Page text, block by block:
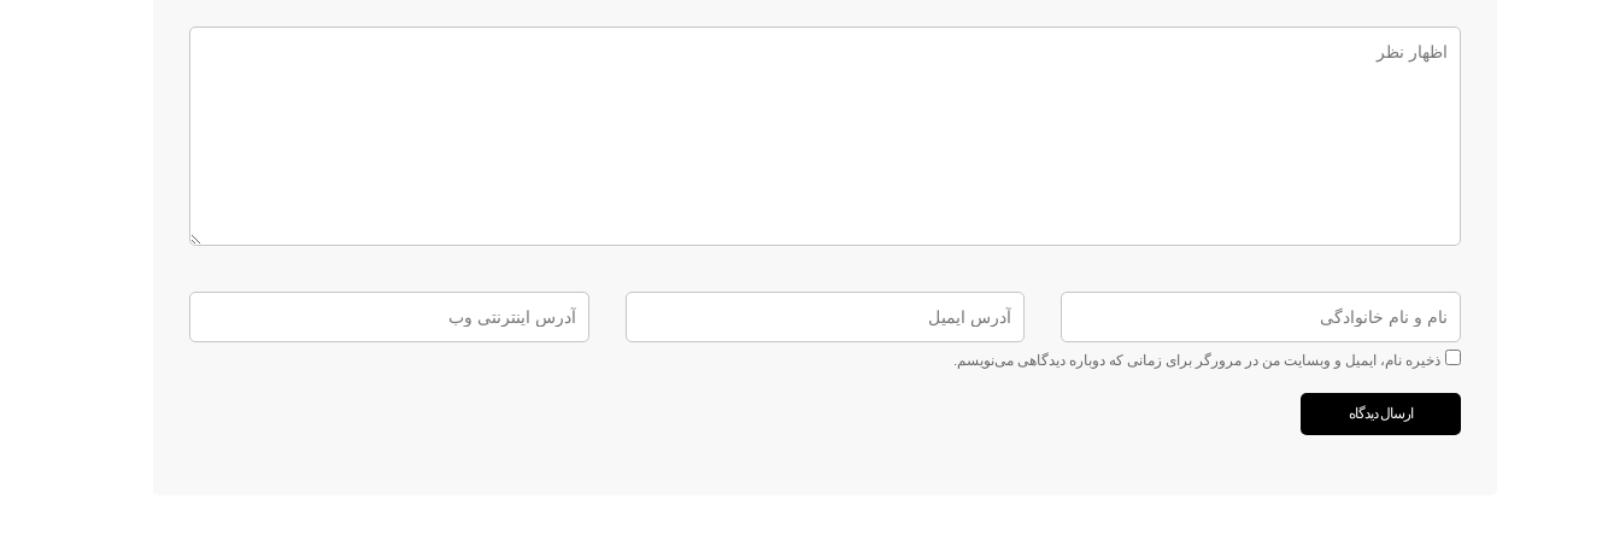
ذخیره نام، ایمیل و وبسایت من در مرورگر برای زمانی که دوباره دیدگاهی می‌نویسم.